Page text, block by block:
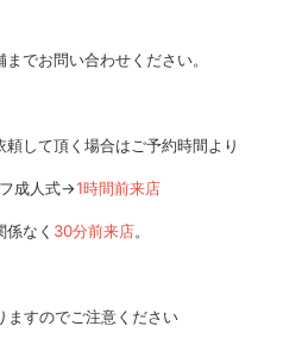
でお問い合わせください。
して頂く場合はご予約時間より
成人式→1時間前来店
なく 30分前来店。
すのでご注意ください